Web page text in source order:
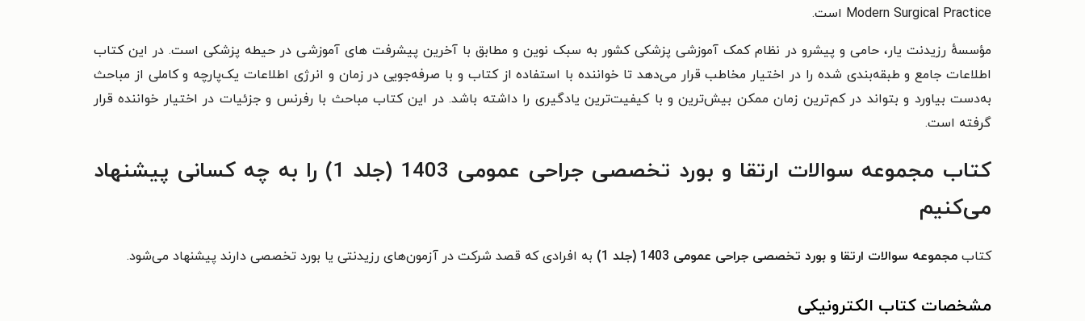
Modern Surgical Practice است.
مؤسسهٔ رزیدنت یار، حامی و پیشرو در نظام کمک آموزشی پزشکی کشور به سبک نوین و مطابق با آخرین پیشرفت های آموزشی در حیطه پزشکی است. در این کتاب
اطلاعات جامع و طبقه‌بندی شده را در اختیار مخاطب قرار می‌دهد تا خواننده با استفاده از کتاب و با صرفه‌جویی در زمان و انرژی اطلاعات یک‌پارچه و کاملی از مباحث
به‌دست بیاورد و بتواند در کم‌ترین زمان ممکن بیش‌ترین و با کیفیت‌ترین یادگیری را داشته باشد. در این کتاب مباحث با رفرنس و جزئیات در اختیار خواننده قرار
گرفته است.
کتاب مجموعه سوالات ارتقا و بورد تخصصی جراحی عمومی 1403 (جلد 1) را به چه کسانی پیشنهاد
می‌کنیم
کتاب مجموعه سوالات ارتقا و بورد تخصصی جراحی عمومی 1403 (جلد 1) به افرادی که قصد شرکت در آزمون‌های رزیدنتی یا بورد تخصصی دارند پیشنهاد می‌شود.
مشخصات کتاب الکترونیکی